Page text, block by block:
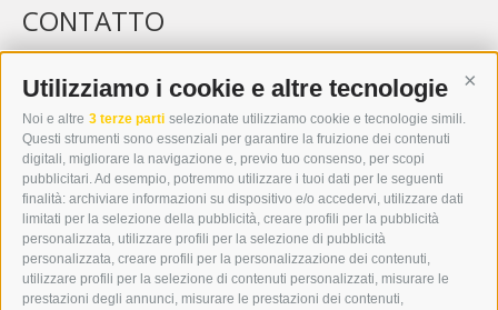
Utilizziamo i cookie e altre tecnologie
Noi e altre 3 terze parti selezionate utilizziamo cookie e tecnologie simili.
Questi strumenti sono essenziali per garantire la fruizione dei contenuti
digitali, migliorare la navigazione e, previo tuo consenso, per scopi
pubblicitari. Ad esempio, potremmo utilizzare i tuoi dati per le seguenti
finalità: archiviare informazioni su dispositivo e/o accedervi, utilizzare dati
limitati per la selezione della pubblicità, creare profili per la pubblicità
personalizzata, utilizzare profili per la selezione di pubblicità
personalizzata, creare profili per la personalizzazione dei contenuti,
utilizzare profili per la selezione di contenuti personalizzati, misurare le
prestazioni degli annunci, misurare le prestazioni dei contenuti,
CONTATTO
WIPP-MEDIA GMBH
DER ERKER
I-39049 VIPITENO
TEL.: +39 0472 766876
GRAFIK@DERERKER.IT
INFO@DERERKER.IT
BARBARA.FONTANA@DERERKER.IT
ERKER